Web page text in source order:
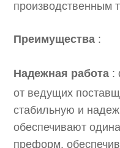
производственным
Преимущества :
Надежная работа :
от ведущих
стабильную и
обеспечивают
преформ,